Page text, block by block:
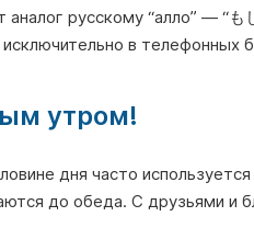
русскому “алло” — “も
в телефонных
утром!
дня часто
до обеда. С друзьями и